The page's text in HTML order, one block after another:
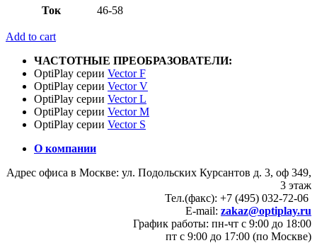
Ток 46-58
Add to cart
ЧАСТОТНЫЕ ПРЕОБРАЗОВАТЕЛИ:
OptiPlay серии Vector F
OptiPlay серии Vector V
OptiPlay серии Vector L
OptiPlay серии Vector M
OptiPlay серии Vector S
О компании
Адрес офиса в Москве: ул. Подольских Курсантов д. 3, оф 349,
3 этаж
Тел.(факс): +7 (495) 032-72-06
E-mail: zakaz@optiplay.ru
График работы: пн-чт с 9:00 до 18:00
пт с 9:00 до 17:00 (по Москве)